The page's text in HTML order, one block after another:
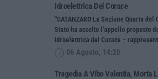
Idroelettrica Del Corace
“CATANZARO La Sezione Quarta del
Stato ha accolto l’appello proposto
Idroelettrica del Corace –
06 Agosto, 14:20
Tragedia A Vibo Valentia, Morta